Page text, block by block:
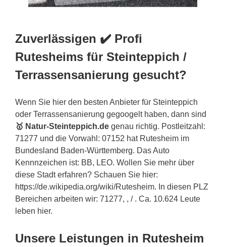
Zuverlässigen ✔️ Profi
Rutesheims für Steinteppich /
Terrassensanierung gesucht?
Wenn Sie hier den besten Anbieter für Steinteppich
oder Terrassensanierung gegoogelt haben, dann sind
🥇 Natur-Steinteppich.de genau richtig. Postleitzahl:
71277 und die Vorwahl: 07152 hat Rutesheim im
Bundesland Baden-Württemberg. Das Auto
Kennnzeichen ist: BB, LEO. Wollen Sie mehr über
diese Stadt erfahren? Schauen Sie hier:
https://de.wikipedia.org/wiki/Rutesheim. In diesen PLZ
Bereichen arbeiten wir: 71277, , / . Ca. 10.624 Leute
leben hier.
Unsere Leistungen in Rutesheim